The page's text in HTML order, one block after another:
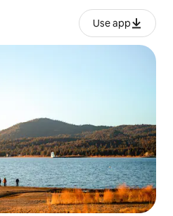
Use app